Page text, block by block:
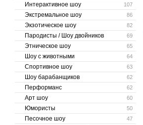
107
Интерактивное шоу
86
Экстремальное шоу
82
Экзотическое шоу
69
Пародисты / Шоу двойников
65
Этническое шоу
64
Шоу с животными
63
Спортивное шоу
62
Шоу барабанщиков
62
Перформанс
60
Арт шоу
50
Юмористы
47
Песочное шоу